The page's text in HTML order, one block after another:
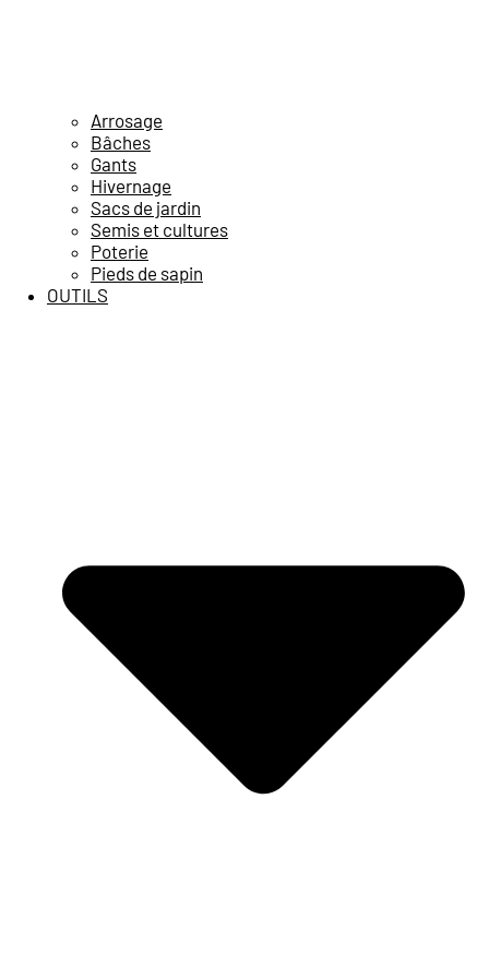
Arrosage
Bâches
Gants
Hivernage
Sacs de jardin
Semis et cultures
Poterie
Pieds de sapin
OUTILS